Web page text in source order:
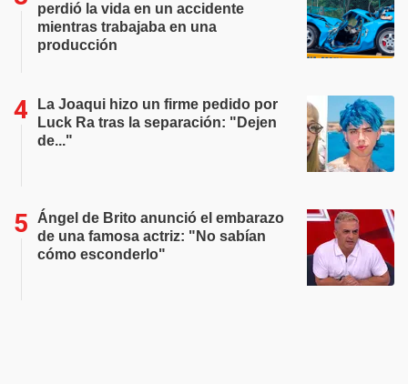
perdió la vida en un accidente
mientras trabajaba en una
producción
La Joaqui hizo un firme pedido por
Luck Ra tras la separación: "Dejen
de..."
Ángel de Brito anunció el embarazo
de una famosa actriz: "No sabían
cómo esconderlo"